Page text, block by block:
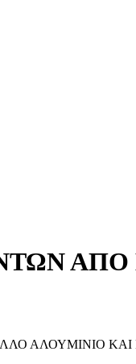
ΑΠΟ
ΑΛΟΥΜΙΝΙΟ ΚΑΙ